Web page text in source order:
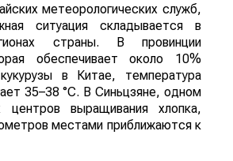
метеорологических служб,
ситуация складывается в
страны. В провинции
обеспечивает около 10%
в Китае, температура
35–38 °C. В Синьцзяне, одном
центров выращивания хлопка,
местами приближаются к